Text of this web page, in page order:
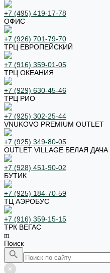
+7 (495) 419-17-78
ОФИС
+7 (926) 701-79-70
ТРЦ ЕВРОПЕЙСКИЙ
+7 (916) 359-01-05
ТРЦ ОКЕАНИЯ
+7 (929) 630-45-46
ТРЦ РИО
+7 (925) 302-25-44
VNUKOVO PREMIUM OUTLET
+7 (925) 349-80-05
OUTLET VILLAGE БЕЛАЯ ДАЧА
+7 (928) 451-90-02
БУТИК
+7 (925) 184-70-59
ТЦ АЭРОБУС
+7 (916) 359-15-15
ТРК ВЕГАС
Поиск